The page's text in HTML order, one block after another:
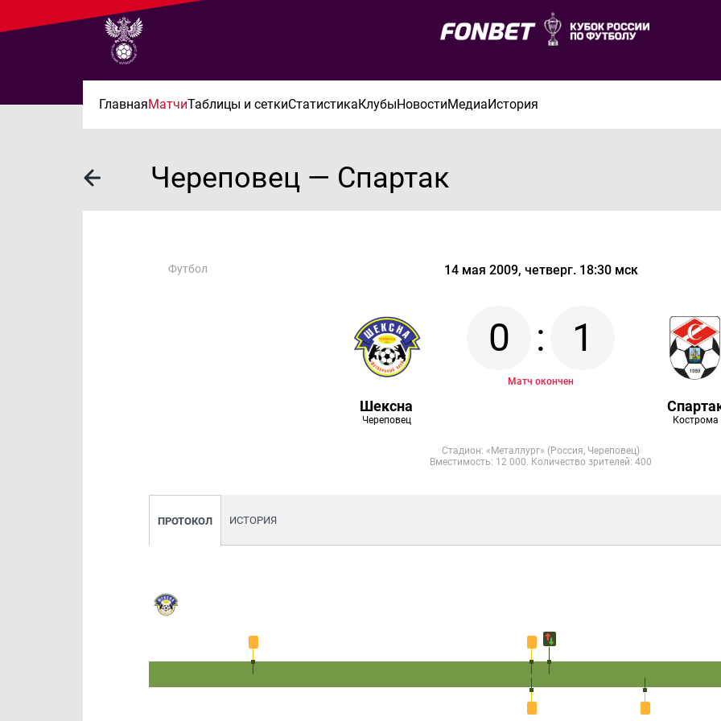
ГлавнаяМатчиТаблицы и сеткиСтатистикаКлубыНовостиМедиаИстория
Череповец — Спартак
Футбол 14 мая 2009, четверг. 18:30 мск
Шексна
Череповец
0 : 1
Матч окончен
Кострома
Стадион: «Металлург» (Россия, Череповец)
Вместимость: 12 000. Количество зрителей: 400
ПРОТОКОЛ ИСТОРИЯ